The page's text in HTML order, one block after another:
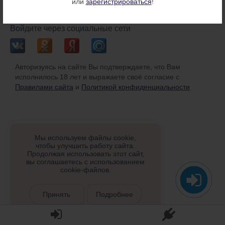
Войдите через социальные сети
Авторизуясь на сайте Вы подтверждаете, что Вам
исполнилось 18 лет и выражаете своё согласие с
Правилами сайта и Политикой конфиденциальности
Мы используем файлы cookie,
чтобы улучшить работу сайта.
Продолжая использовать этот сайт,
вы соглашаетесь с использованием
cookie-файлов.
Принять Подробнее